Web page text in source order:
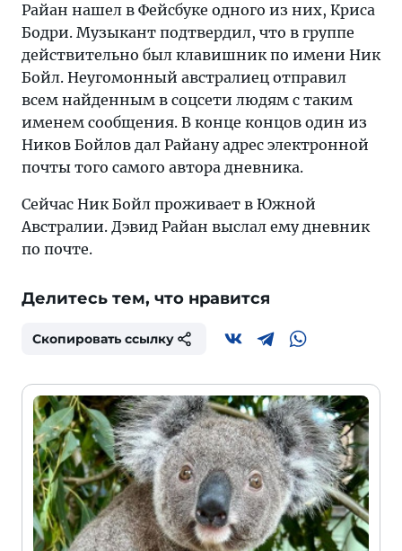
Райан нашел в Фейсбуке одного из них, Криса
Бодри. Музыкант подтвердил, что в группе
действительно был клавишник по имени Ник
Бойл. Неугомонный австралиец отправил
всем найденным в соцсети людям с таким
именем сообщения. В конце концов один из
Ников Бойлов дал Райану адрес электронной
почты того самого автора дневника.
Сейчас Ник Бойл проживает в Южной
Австралии. Дэвид Райан выслал ему дневник
по почте.
Делитесь тем, что нравится
Скопировать ссылку